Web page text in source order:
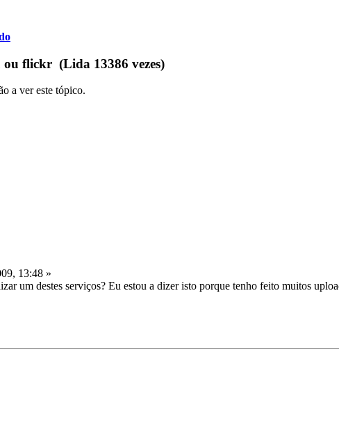
ou flickr (Lida 13386 vezes)
a ver este tópico.
13:48 »
um destes serviços? Eu estou a dizer isto porque tenho feito muitos